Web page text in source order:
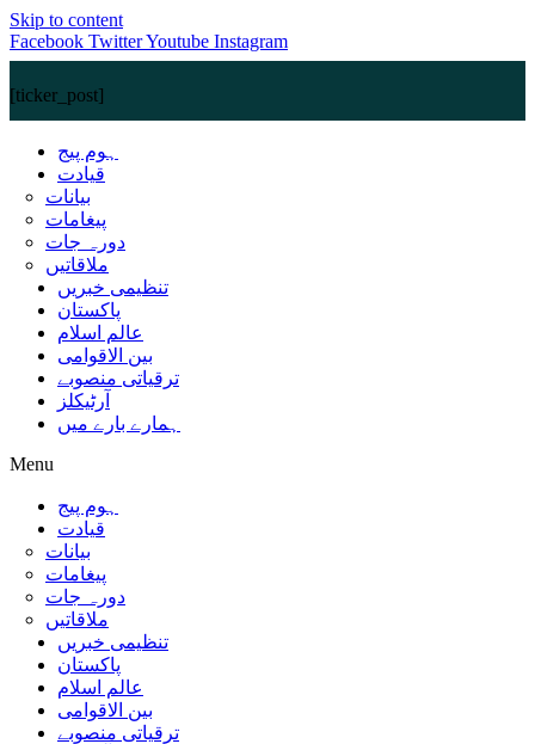
Skip to content
Facebook TwitterYoutube Instagram
[ticker_post]
ہوم پیج
قیادت
بیانات
پیغامات
دورہ جات
ملاقاتیں
تنظیمی خبریں
پاکستان
عالم اسلام
بین الاقوامی
ترقیاتی منصوبے
آرٹیکلز
ہمارے بارے میں
Menu
ہوم پیج
قیادت
بیانات
پیغامات
دورہ جات
ملاقاتیں
تنظیمی خبریں
پاکستان
عالم اسلام
بین الاقوامی
ترقیاتی منصوبے